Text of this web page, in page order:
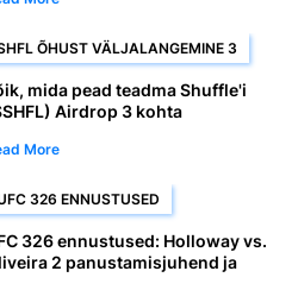
ÕHUST VÄLJALANGEMINE 3
mida pead teadma Shuffle'i
Airdrop 3 kohta
More
326 ENNUSTUSED
326 ennustused: Holloway vs.
2 panustamisjuhend ja